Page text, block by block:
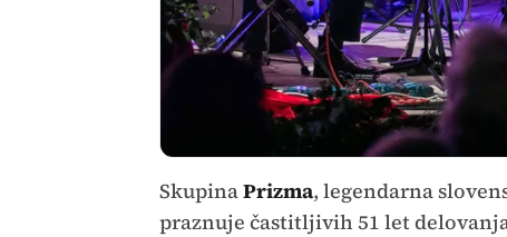
SkupinaPrizma, legendarna
praznuje častitljivih 51 let